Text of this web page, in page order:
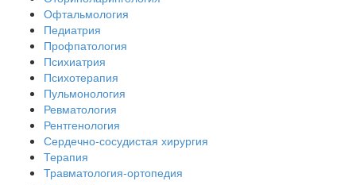
Офтальмология
Педиатрия
Профпатология
Психиатрия
Психотерапия
Пульмонология
Ревматология
Рентгенология
Сердечно-сосудистая хирургия
Терапия
Травматология-ортопедия